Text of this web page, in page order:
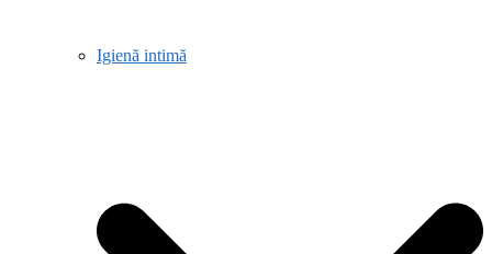
Igienă intimă